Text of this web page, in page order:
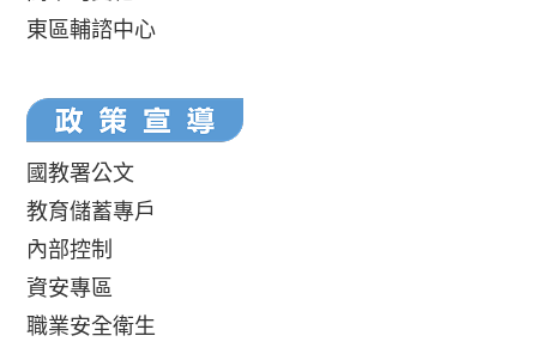
東區輔諮中心
國教署公文
教育儲蓄專戶
內部控制
資安專區
職業安全衛生